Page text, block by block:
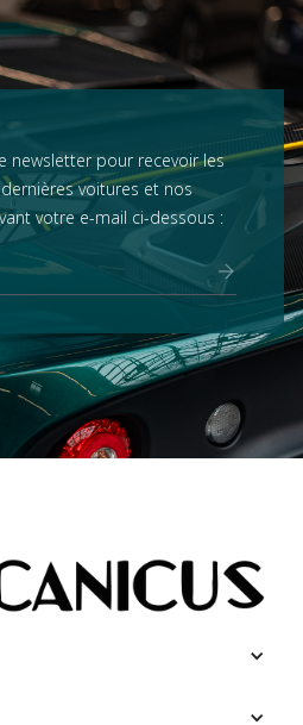
newsletter pour recevoir les
voitures et nos
votre e-mail ci-dessous :